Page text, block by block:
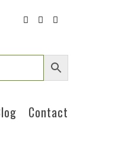
Contact